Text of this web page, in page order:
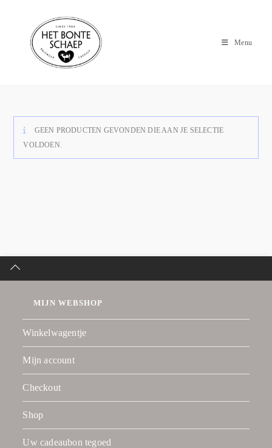
Menu
GEEN PRODUCTEN GEVONDEN DIE AAN JE SELECTIE
VOLDOEN.
MIJN WEBSHOP
Winkelwagentje
Mijn account
Checkout
Shop
Uw cadeaubon tegoed